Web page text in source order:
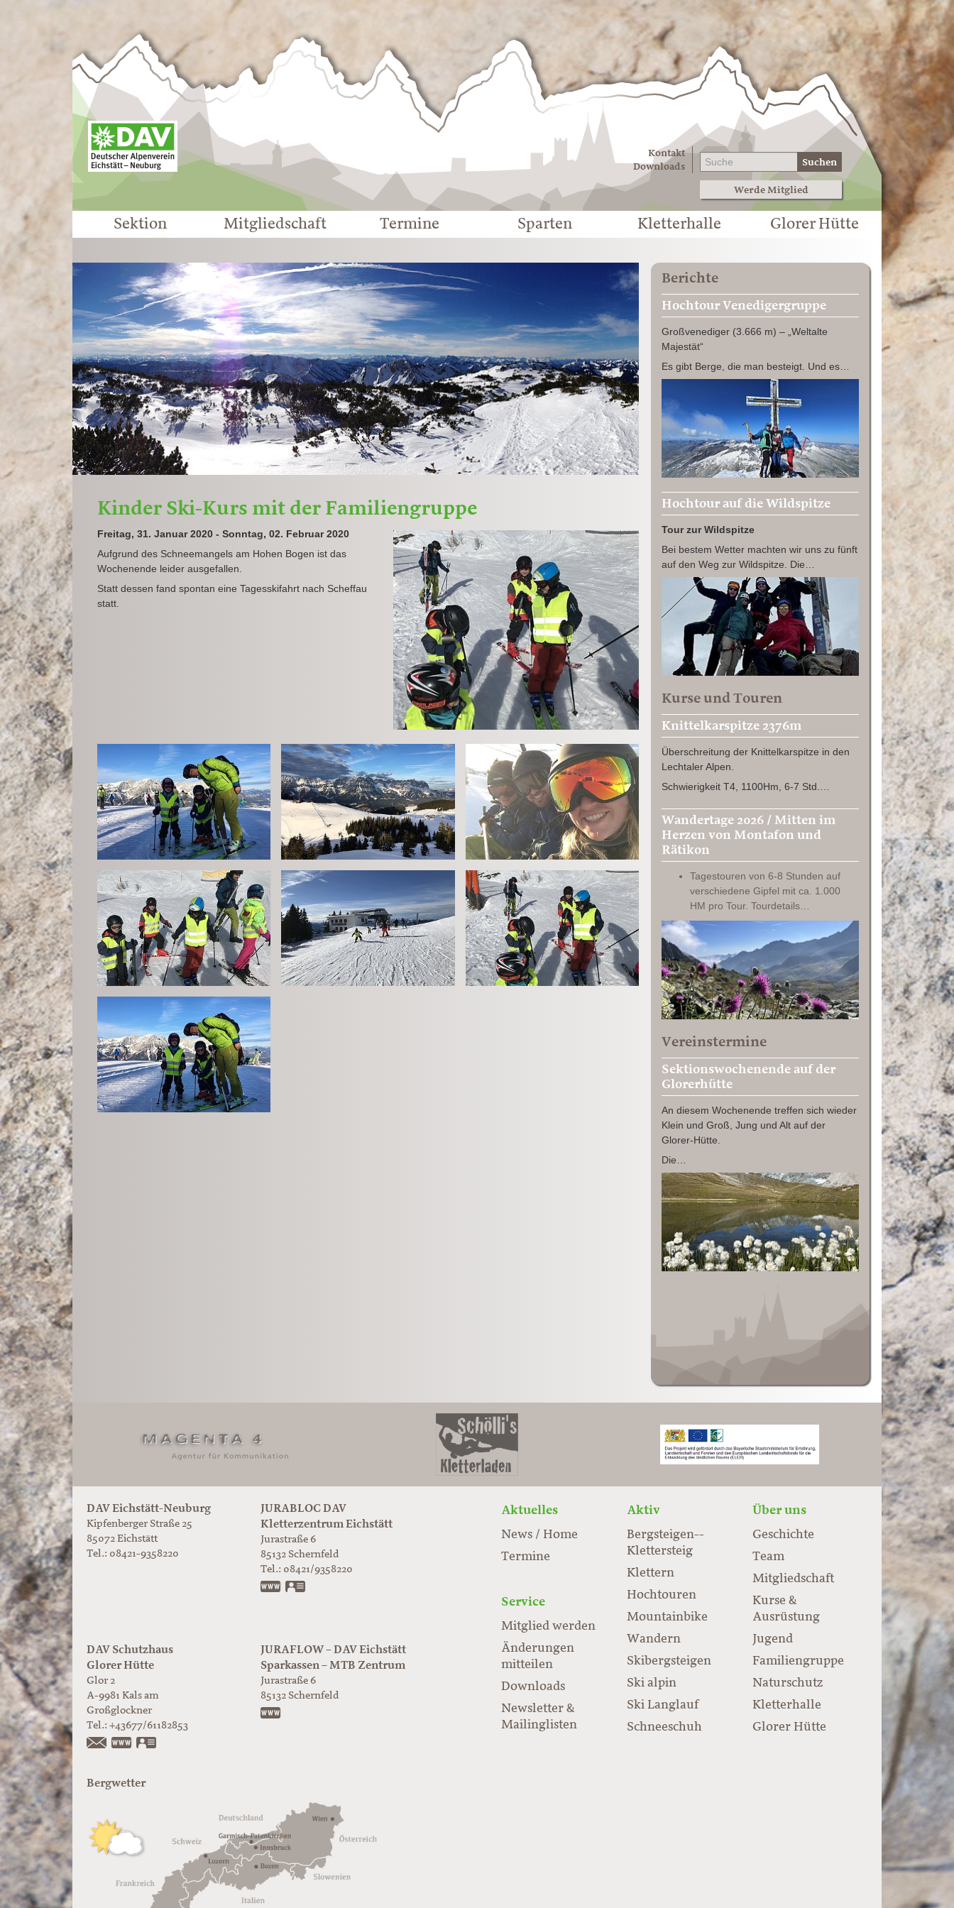
Sektion
Eichstätt
Kontakt
Downloads
Suchen
Werde Mitglied
Sektion Mitgliedschaft Termine Sparten Kletterhalle Glorer Hütte
Kinder Ski-Kurs mit der Familiengruppe
Freitag, 31. Januar 2020 - Sonntag, 02. Februar 2020
Aufgrund des Schneemangels am Hohen Bogen ist das
Wochenende leider ausgefallen.
Statt dessen fand spontan eine Tagesskifahrt nach Scheffau
statt.
Berichte
Hochtour Venedigergruppe
Großvenediger (3.666 m) – „Weltalte
Majestät“
Es gibt Berge, die man besteigt. Und es…
Hochtour auf die Wildspitze
Tour zur Wildspitze
Bei bestem Wetter machten wir uns zu fünft
auf den Weg zur Wildspitze. Die…
Kurse und Touren
Knittelkarspitze 2376m
Überschreitung der Knittelkarspitze in den
Lechtaler Alpen.
Schwierigkeit T4, 1100Hm, 6-7 Std.…
Wandertage 2026 / Mitten im
Herzen von Montafon und
Rätikon
Tagestouren von 6-8 Stunden auf
verschiedene Gipfel mit ca. 1.000
HM pro Tour. Tourdetails…
Vereinstermine
Sektionswochenende auf der
Glorerhütte
An diesem Wochenende treffen sich wieder
Klein und Groß, Jung und Alt auf der
Glorer-Hütte.
Die…
DAV Eichstätt-Neuburg
Kipfenberger Straße 25
85072 Eichstätt
Tel.: 08421-9358220
JURABLOC DAV
Kletterzentrum Eichstätt
Jurastraße 6
85132 Schernfeld
Tel.: 08421/9358220
www.jurabloc.de
DAV Schutzhaus
Glorer Hütte
Glor 2
A-9981 Kals am
Großglockner
Tel.: +43677/61182853
https://www.glorer-huette.at/
JURAFLOW – DAV Eichstätt
Sparkassen – MTB Zentrum
Jurastraße 6
85132 Schernfeld
Aktuelles
News / Home
Termine
Aktiv
Bergsteigen-­
Klettersteig
Klettern
Hochtouren
Mountainbike
Wandern
Skibergsteigen
Ski alpin
Ski Langlauf
Schneeschuh
Über uns
Geschichte
Team
Mitgliedschaft
Kurse &
Ausrüstung
Jugend
Familiengruppe
Naturschutz
Kletterhalle
Glorer Hütte
Service
Mitglied werden
Änderungen
mitteilen
Downloads
Newsletter &
Mailinglisten
Bergwetter